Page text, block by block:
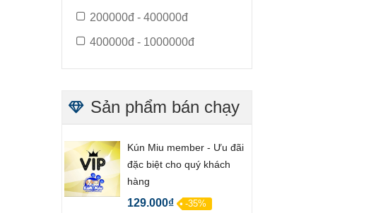
200000đ - 400000đ
400000đ - 1000000đ
Sản phẩm bán chạy
Kún Miu member - Ưu đãi
đặc biệt cho quý khách
hàng
129.000₫ -35%